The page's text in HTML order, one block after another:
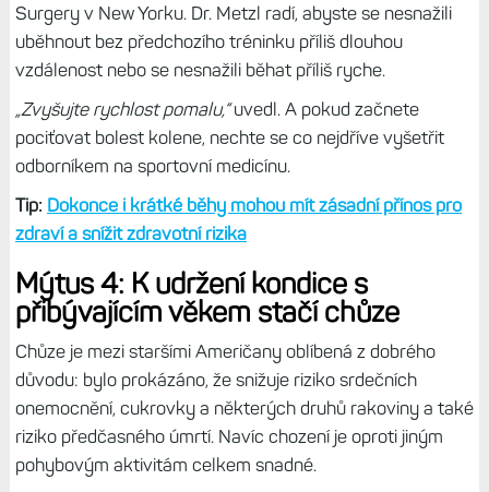
Surgery v New Yorku. Dr. Metzl radí, abyste se nesnažili
uběhnout bez předchozího tréninku příliš dlouhou
vzdálenost nebo se nesnažili běhat příliš ryche.
„Zvyšujte rychlost pomalu,“uvedl. A pokud začnete
pociťovat bolest kolene, nechte se co nejdříve vyšetřit
odborníkem na sportovní medicínu.
Tip: Dokonce i krátké běhy mohou mít zásadní přínos pro
zdraví a snížit zdravotní rizika
Mýtus 4: K udržení kondice s
přibývajícím věkem stačí chůze
Chůze je mezi staršími Američany oblíbená z dobrého
důvodu: bylo prokázáno, že snižuje riziko srdečních
onemocnění, cukrovky a některých druhů rakoviny a také
riziko předčasného úmrtí. Navíc chození je oproti jiným
pohybovým aktivitám celkem snadné.